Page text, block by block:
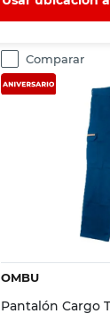
Comparar
OMBU
Pantalón Cargo